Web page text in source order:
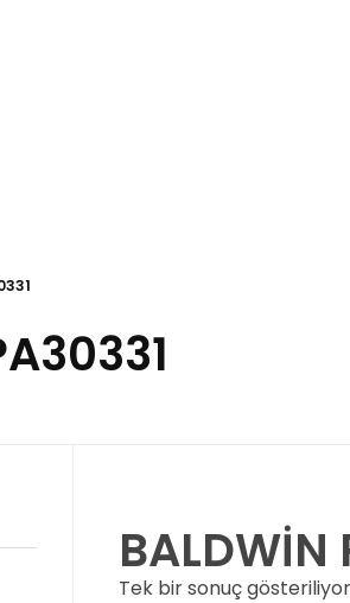
BALDWİN
Tek bir sonuç gösteriliyor